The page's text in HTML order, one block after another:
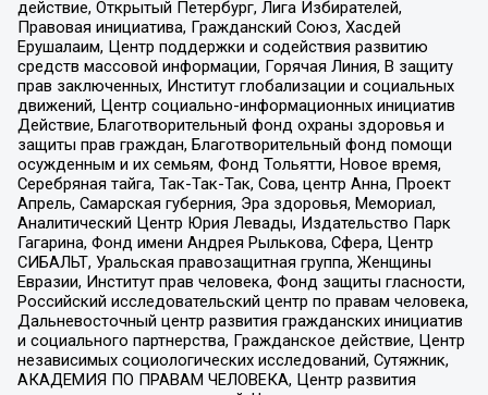
действие, Открытый Петербург, Лига Избирателей,
Правовая инициатива, Гражданский Союз, Хасдей
Ерушалаим, Центр поддержки и содействия развитию
средств массовой информации, Горячая Линия, В защиту
прав заключенных, Институт глобализации и социальных
движений, Центр социально-информационных инициатив
Действие, Благотворительный фонд охраны здоровья и
защиты прав граждан, Благотворительный фонд помощи
осужденным и их семьям, Фонд Тольятти, Новое время,
Серебряная тайга, Так-Так-Так, Сова, центр Анна, Проект
Апрель, Самарская губерния, Эра здоровья, Мемориал,
Аналитический Центр Юрия Левады, Издательство Парк
Гагарина, Фонд имени Андрея Рылькова, Сфера, Центр
СИБАЛЬТ, Уральская правозащитная группа, Женщины
Евразии, Институт прав человека, Фонд защиты гласности,
Российский исследовательский центр по правам человека,
Дальневосточный центр развития гражданских инициатив
и социального партнерства, Гражданское действие, Центр
независимых социологических исследований, Сутяжник,
АКАДЕМИЯ ПО ПРАВАМ ЧЕЛОВЕКА, Центр развития